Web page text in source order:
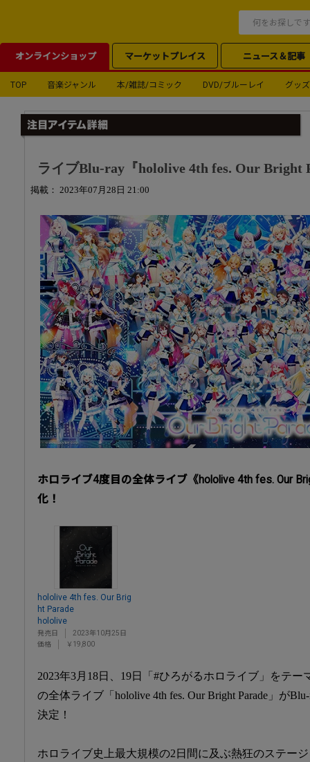
オンラインショップ マーケットプレイス ニュース＆記事
TOP 音楽ジャンル 本/雑誌/コミック DVD/ブルーレイ グッズ
ライブBlu-ray『hololive 4th fes. Our Bright
掲載： 2023年07月28日 21:00
ホロライブ4度目の全体ライブ《hololive 4th fes. Our
化！
hololive 4th fes. Our Brig
ht Parade
hololive
発売日
2023年10月25日
価格
￥19,800
2023年3月18日、19日「#ひろがるホロライブ」をテ
の全体ライブ「hololive 4th fes. Our Bright Parade」が
決定！
ホロライブ史上最大規模の2日間に及ぶ熱狂のステー